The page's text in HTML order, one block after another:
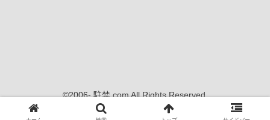
©2006- 駐禁.com All Rights Reserved.
当サイトの内容、画像等の無断転載・使用を禁じます